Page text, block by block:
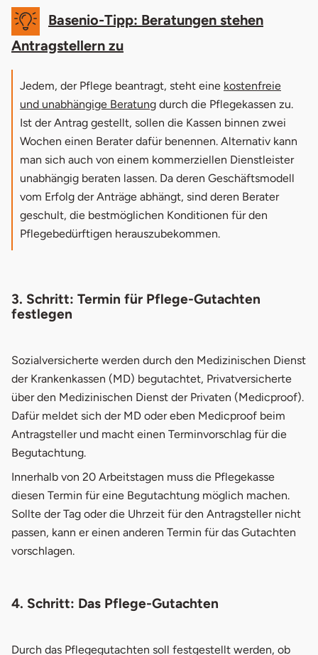
Basenio-Tipp: Beratungen stehen
Antragstellern zu
Jedem, der Pflege beantragt, steht eine kostenfreie
und unabhängige Beratung durch die Pflegekassen zu.
Ist der Antrag gestellt, sollen die Kassen binnen zwei
Wochen einen Berater dafür benennen. Alternativ kann
man sich auch von einem kommerziellen Dienstleister
unabhängig beraten lassen. Da deren Geschäftsmodell
vom Erfolg der Anträge abhängt, sind deren Berater
geschult, die bestmöglichen Konditionen für den
Pflegebedürftigen herauszubekommen.
3. Schritt: Termin für Pflege-Gutachten
festlegen
Sozialversicherte werden durch den Medizinischen Dienst
der Krankenkassen (MD) begutachtet, Privatversicherte
über den Medizinischen Dienst der Privaten (Medicproof).
Dafür meldet sich der MD oder eben Medicproof beim
Antragsteller und macht einen Terminvorschlag für die
Begutachtung.
Innerhalb von 20 Arbeitstagen muss die Pflegekasse
diesen Termin für eine Begutachtung möglich machen.
Sollte der Tag oder die Uhrzeit für den Antragsteller nicht
passen, kann er einen anderen Termin für das Gutachten
vorschlagen.
4. Schritt: Das Pflege-Gutachten
Durch das Pflegegutachten soll festgestellt werden, ob